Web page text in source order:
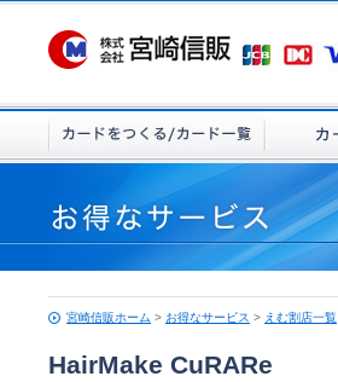
宮崎信販ホーム > お得なサービス > えむ割店一覧
HairMake CuRARe